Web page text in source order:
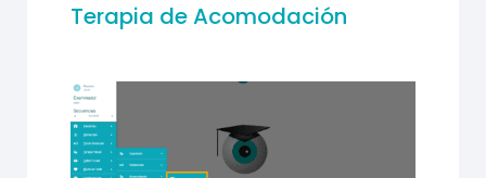
Terapia de Acomodación